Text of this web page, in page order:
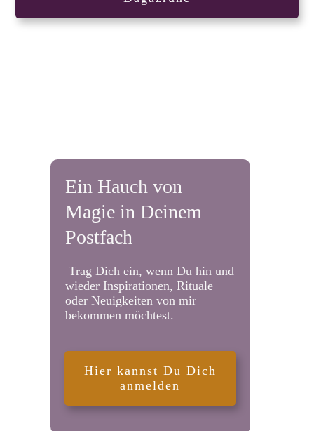
Ein Hauch von
Magie in Deinem
Postfach
Trag Dich ein, wenn Du hin und
wieder Inspirationen, Rituale
oder Neuigkeiten von mir
bekommen möchtest.
Hier kannst Du Dich
anmelden